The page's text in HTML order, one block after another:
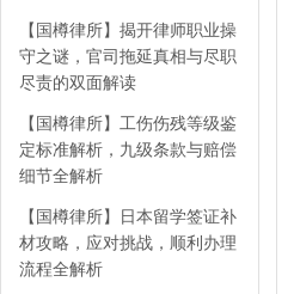
【国樽律所】揭开律师职业操
守之谜，官司拖延真相与尽职
尽责的双面解读
【国樽律所】工伤伤残等级鉴
定标准解析，九级条款与赔偿
细节全解析
【国樽律所】日本留学签证补
材攻略，应对挑战，顺利办理
流程全解析